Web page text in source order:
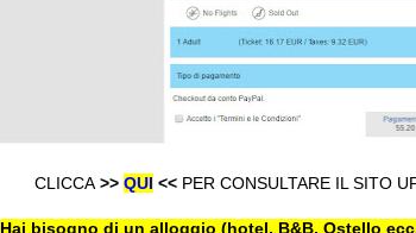
CLICCA >> QUI << PER CONSULTARE IL SITO
Hai bisogno di un alloggio (hotel, B&B, Ostello